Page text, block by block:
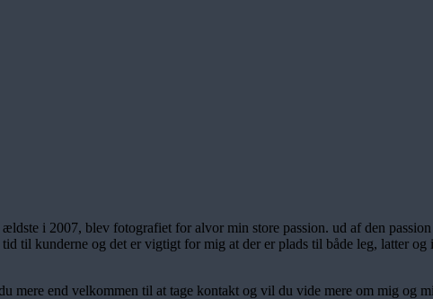
i 2007, blev fotografiet for alvor min store passion. ud af den
til kunderne og det er vigtigt for mig at der er plads til både leg, latter og
mere end velkommen til at tage kontakt og vil du vide mere om mig og